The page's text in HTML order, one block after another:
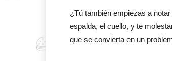
¿Tú también empiezas a
espalda, el cuello, y te
que se convierta en un